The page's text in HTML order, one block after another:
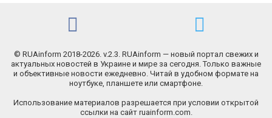
© RUAinform 2018-2026. v.2.3. RUAinform — новый портал свежих и
актуальных новостей в Украине и мире за сегодня. Только важные
и объективные новости ежедневно. Читай в удобном формате на
ноутбуке, планшете или смартфоне.
Использование материалов разрешается при условии открытой
ссылки на сайт ruainform.com.